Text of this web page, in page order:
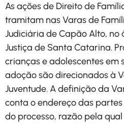
As ações de Direito de
tramitam nas Varas de
Judiciária de Capão Alto,
Justiça de Santa Catarina.
crianças e adolescentes em
adoção são direcionados à
Juventude. A definição da
conta o endereço das
do processo, razão pela